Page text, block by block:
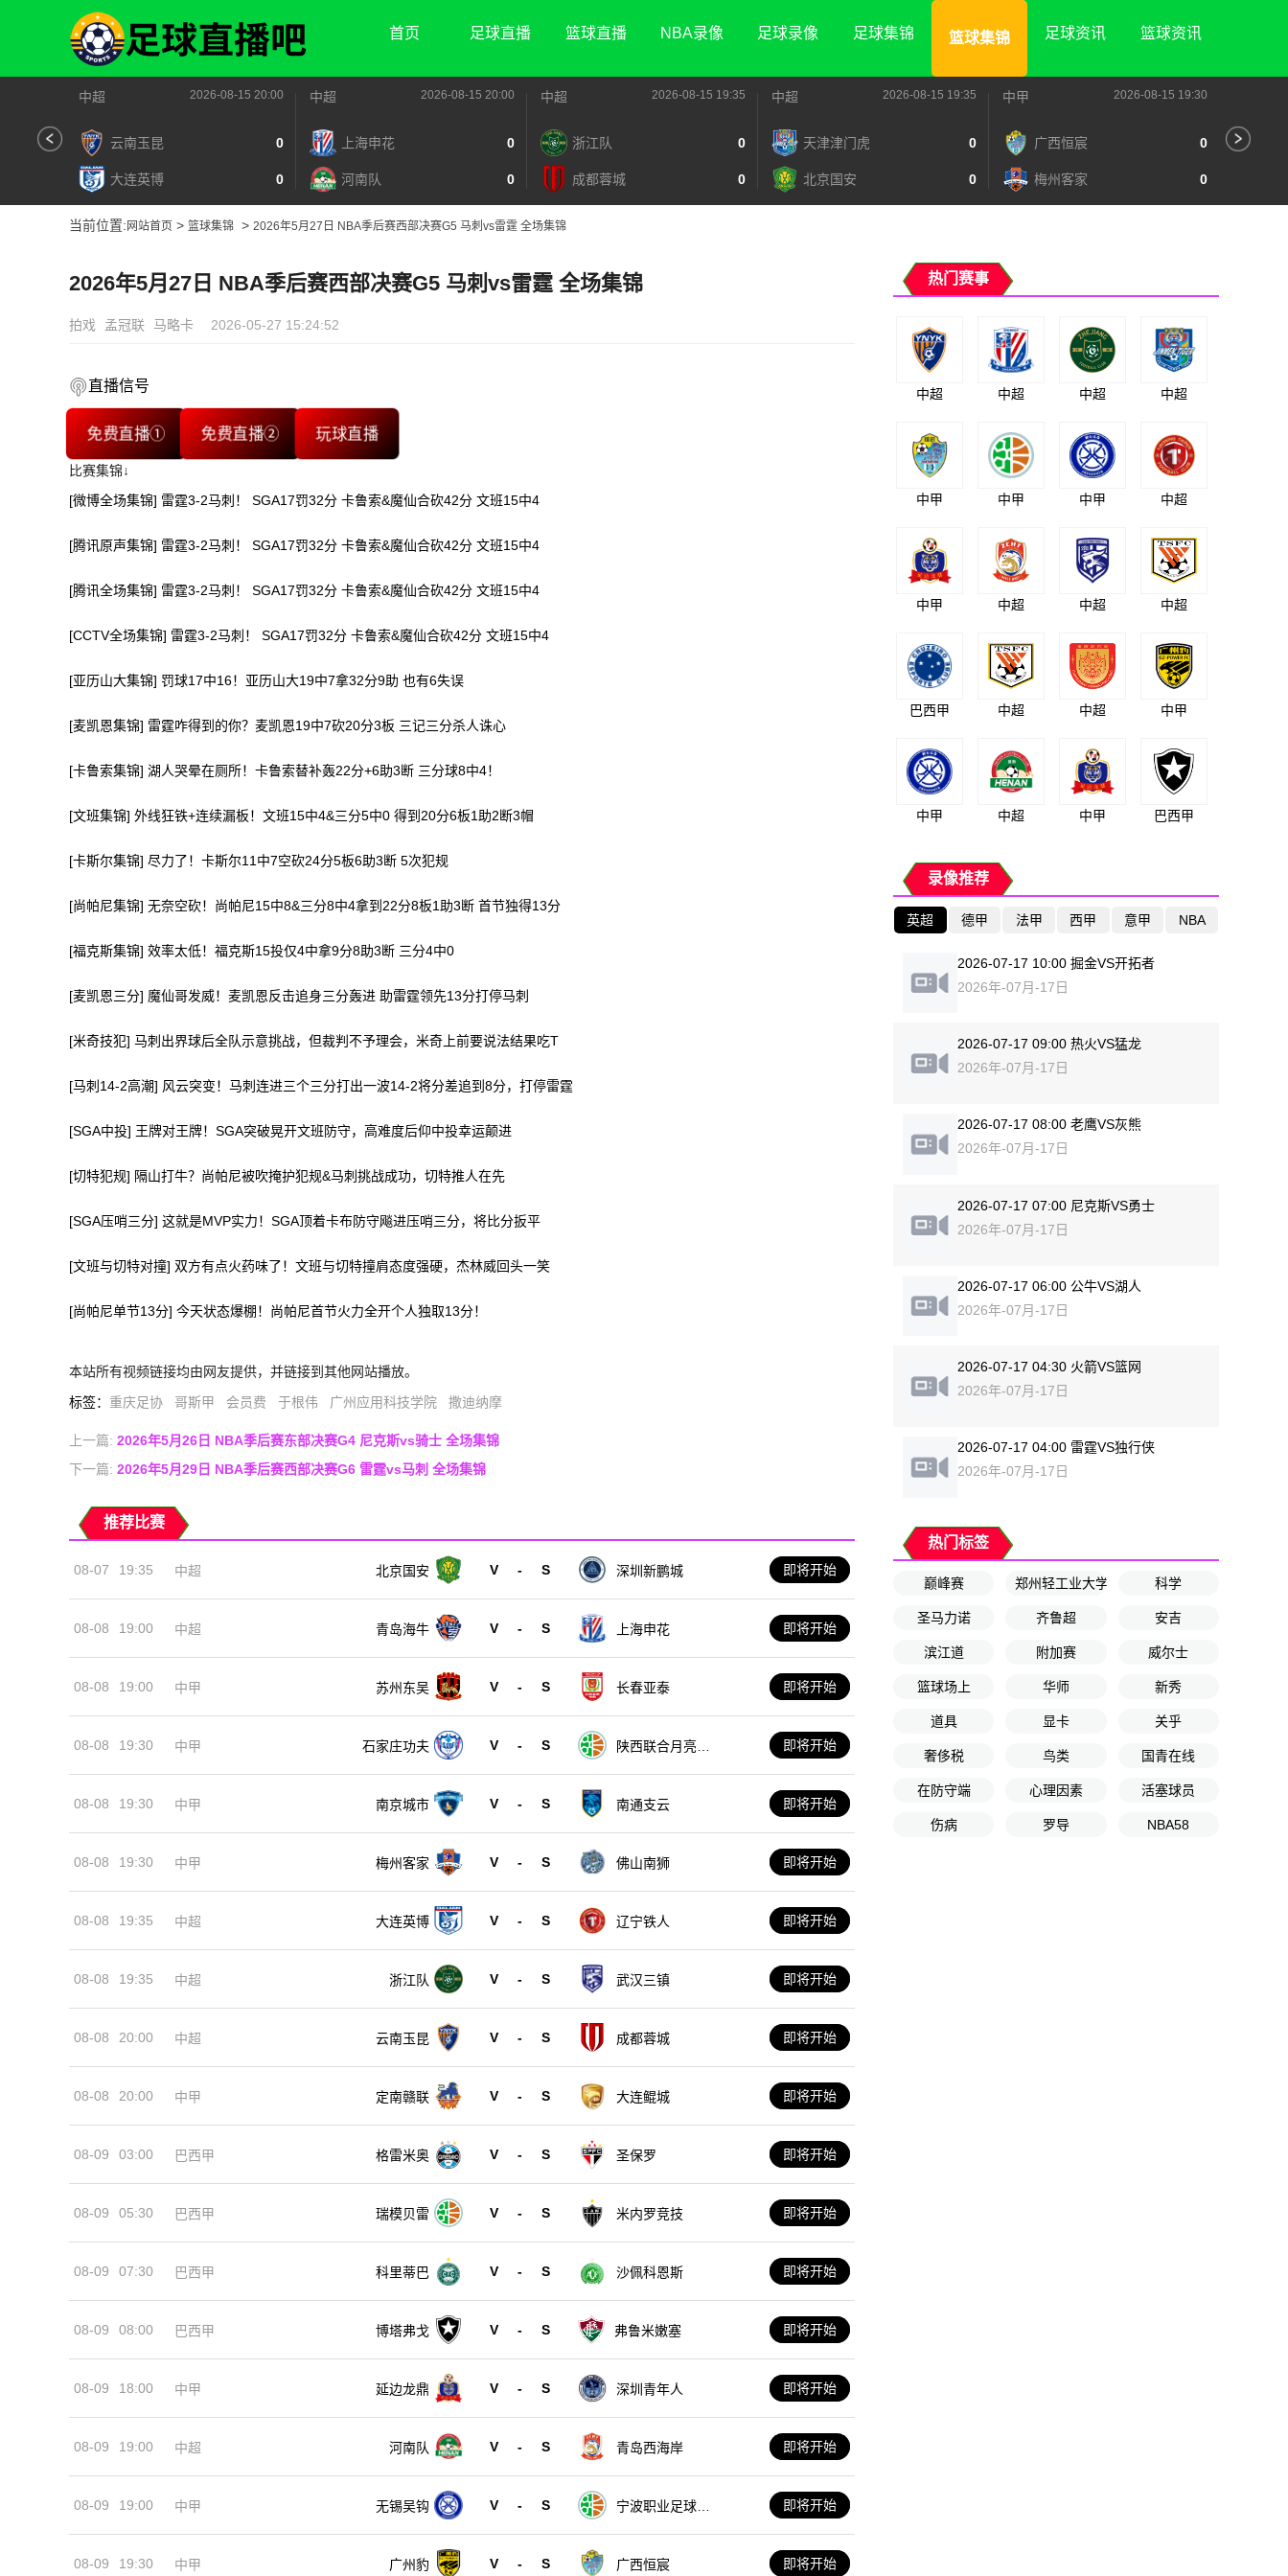
首页 足球直播 篮球直播 NBA录像 足球录像 足球集锦 篮球集锦 足球资讯 篮球资讯
中超 2026-08-15 20:00
云南玉昆 0
大连英博 0
中超 2026-08-15 20:00
上海申花 0
河南队 0
中超 2026-08-15 19:35
浙江队 0
成都蓉城 0
中超 2026-08-15 19:35
天津津门虎 0
北京国安 0
中甲 2026-08-15 19:30
广西恒宸 0
梅州客家 0
当前位置: 网站首页 > 篮球集锦 > 2026年5月27日 NBA季后赛西部决赛G5 马刺vs雷霆 全场集锦
2026年5月27日 NBA季后赛西部决赛G5 马刺vs雷霆 全场集锦
拍戏 孟冠联 马略卡 2026-05-27 15:24:52
直播信号
免费直播① 免费直播② 玩球直播
比赛集锦↓
[微博全场集锦] 雷霆3-2马刺！ SGA17罚32分 卡鲁索&魔仙合砍42分 文班15中4
[腾讯原声集锦] 雷霆3-2马刺！ SGA17罚32分 卡鲁索&魔仙合砍42分 文班15中4
[腾讯全场集锦] 雷霆3-2马刺！ SGA17罚32分 卡鲁索&魔仙合砍42分 文班15中4
[CCTV全场集锦] 雷霆3-2马刺！ SGA17罚32分 卡鲁索&魔仙合砍42分 文班15中4
[亚历山大集锦] 罚球17中16！亚历山大19中7拿32分9助 也有6失误
[麦凯恩集锦] 雷霆咋得到的你？麦凯恩19中7砍20分3板 三记三分杀人诛心
[卡鲁索集锦] 湖人哭晕在厕所！卡鲁索替补轰22分+6助3断 三分球8中4！
[文班集锦] 外线狂铁+连续漏板！文班15中4&三分5中0 得到20分6板1助2断3帽
[卡斯尔集锦] 尽力了！卡斯尔11中7空砍24分5板6助3断 5次犯规
[尚帕尼集锦] 无奈空砍！尚帕尼15中8&三分8中4拿到22分8板1助3断 首节独得13分
[福克斯集锦] 效率太低！福克斯15投仅4中拿9分8助3断 三分4中0
[麦凯恩三分] 魔仙哥发威！麦凯恩反击追身三分轰进 助雷霆领先13分打停马刺
[米奇技犯] 马刺出界球后全队示意挑战，但裁判不予理会，米奇上前要说法结果吃T
[马刺14-2高潮] 风云突变！马刺连进三个三分打出一波14-2将分差追到8分，打停雷霆
[SGA中投] 王牌对王牌！SGA突破晃开文班防守，高难度后仰中投幸运颠进
[切特犯规] 隔山打牛？尚帕尼被吹掩护犯规&马刺挑战成功，切特推人在先
[SGA压哨三分] 这就是MVP实力！SGA顶着卡布防守飚进压哨三分，将比分扳平
[文班与切特对撞] 双方有点火药味了！文班与切特撞肩态度强硬，杰林威回头一笑
[尚帕尼单节13分] 今天状态爆棚！尚帕尼首节火力全开个人独取13分！
本站所有视频链接均由网友提供，并链接到其他网站播放。
标签： 重庆足协 哥斯甲 会员费 于根伟 广州应用科技学院 撒迪纳摩
上一篇: 2026年5月26日 NBA季后赛东部决赛G4 尼克斯vs骑士 全场集锦
下一篇: 2026年5月29日 NBA季后赛西部决赛G6 雷霆vs马刺 全场集锦
推荐比赛
08-07 19:35 中超 北京国安 V - S 深圳新鹏城 即将开始
08-08 19:00 中超 青岛海牛 V - S 上海申花 即将开始
08-08 19:00 中甲 苏州东吴 V - S 长春亚泰 即将开始
08-08 19:30 中甲 石家庄功夫 V - S
陕西联合月亮泊
即将开始
08-08 19:30 中甲 南京城市 V - S 南通支云 即将开始
08-08 19:30 中甲 梅州客家 V - S 佛山南狮 即将开始
08-08 19:35 中超 大连英博 V - S 辽宁铁人 即将开始
08-08 19:35 中超 浙江队 V - S 武汉三镇 即将开始
08-08 20:00 中超 云南玉昆 V - S 成都蓉城 即将开始
08-08 20:00 中甲 定南赣联 V - S 大连鲲城 即将开始
08-09 03:00 巴西甲 格雷米奥 V - S 圣保罗 即将开始
08-09 05:30 巴西甲 瑞模贝雷 V - S 米内罗竞技 即将开始
08-09 07:30 巴西甲 科里蒂巴 V - S 沙佩科恩斯 即将开始
08-09 08:00 巴西甲 博塔弗戈 V - S 弗鲁米嫩塞 即将开始
08-09 18:00 中甲 延边龙鼎 V - S 深圳青年人 即将开始
08-09 19:00 中超 河南队 V - S 青岛西海岸 即将开始
08-09 19:00 中甲 无锡吴钩 V - S
宁波职业足球俱
即将开始
08-09 19:30 中甲 广州豹 V - S 广西恒宸 即将开始
热门赛事
中超 中超 中超 中超
中甲 中甲 中甲 中超
中甲 中超 中超 中超
巴西甲 中超 中超 中甲
中甲 中超 中甲 巴西甲
录像推荐
英超 德甲 法甲 西甲 意甲 NBA
2026-07-17 10:00 掘金VS开拓者
2026年-07月-17日
2026-07-17 09:00 热火VS猛龙
2026年-07月-17日
2026-07-17 08:00 老鹰VS灰熊
2026年-07月-17日
2026-07-17 07:00 尼克斯VS勇士
2026年-07月-17日
2026-07-17 06:00 公牛VS湖人
2026年-07月-17日
2026-07-17 04:30 火箭VS篮网
2026年-07月-17日
2026-07-17 04:00 雷霆VS独行侠
2026年-07月-17日
热门标签
巅峰赛 郑州轻工业大学附属小学科学
圣马力诺 齐鲁超 安吉
滨江道 附加赛 威尔士
篮球场上 华师 新秀
道具 显卡 关乎
奢侈税 鸟类 国青在线
在防守端 心理因素 活塞球员
伤病 罗导 NBA58